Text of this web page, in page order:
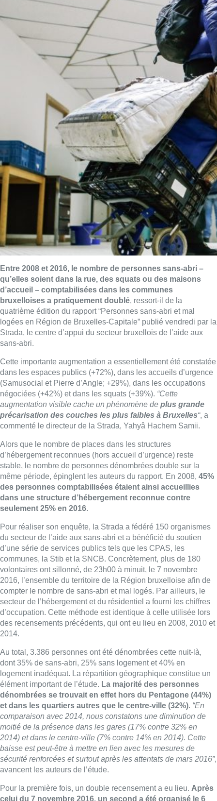
Entre 2008 et 2016, le nombre de personnes sans-abri –
qu’elles soient dans la rue, des squats ou des maisons
d’accueil – comptabilisées dans les communes
bruxelloises a pratiquement doublé, ressort-il de la
quatrième édition du rapport “Personnes sans-abri et mal
logées en Région de Bruxelles-Capitale” publié vendredi par la
Strada, le centre d’appui du secteur bruxellois de l’aide aux
sans-abri.
Cette importante augmentation a essentiellement été constatée
dans les espaces publics (+72%), dans les accueils d’urgence
(Samusocial et Pierre d’Angle; +29%), dans les occupations
négociées (+42%) et dans les squats (+39%). “Cette
augmentation visible cache un phénomène de plus grande
précarisation des couches les plus faibles à Bruxelles“, a
commenté le directeur de la Strada, Yahyâ Hachem Samii.
Alors que le nombre de places dans les structures
d’hébergement reconnues (hors accueil d’urgence) reste
stable, le nombre de personnes dénombrées double sur la
même période, épinglent les auteurs du rapport. En 2008, 45%
des personnes comptabilisées étaient ainsi accueillies
dans une structure d’hébergement reconnue contre
seulement 25% en 2016.
Pour réaliser son enquête, la Strada a fédéré 150 organismes
du secteur de l’aide aux sans-abri et a bénéficié du soutien
d’une série de services publics tels que les CPAS, les
communes, la Stib et la SNCB. Concrètement, plus de 180
volontaires ont sillonné, de 23h00 à minuit, le 7 novembre
2016, l’ensemble du territoire de la Région bruxelloise afin de
compter le nombre de sans-abri et mal logés. Par ailleurs, le
secteur de l’hébergement et du résidentiel a fourni les chiffres
d’occupation. Cette méthode est identique à celle utilisée lors
des recensements précédents, qui ont eu lieu en 2008, 2010 et
2014.
Au total, 3.386 personnes ont été dénombrées cette nuit-là,
dont 35% de sans-abri, 25% sans logement et 40% en
logement inadéquat. La répartition géographique constitue un
élément important de l’étude. La majorité des personnes
dénombrées se trouvait en effet hors du Pentagone (44%)
et dans les quartiers autres que le centre-ville (32%). “En
comparaison avec 2014, nous constatons une diminution de
moitié de la présence dans les gares (17% contre 32% en
2014) et dans le centre-ville (7% contre 14% en 2014). Cette
baisse est peut-être à mettre en lien avec les mesures de
sécurité renforcées et surtout après les attentats de mars 2016”,
avancent les auteurs de l’étude.
Pour la première fois, un double recensement a eu lieu. Après
celui du 7 novembre 2016, un second a été organisé le 6